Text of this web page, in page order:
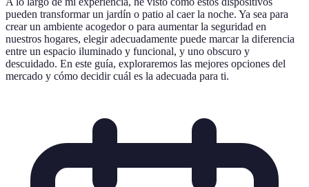
pueden transformar un jardín o patio al caer la noche. Ya sea para
crear un ambiente acogedor o para aumentar la seguridad en
nuestros hogares, elegir adecuadamente puede marcar la diferencia
entre un espacio iluminado y funcional, y uno obscuro y
descuidado. En este guía, exploraremos las mejores opciones del
mercado y cómo decidir cuál es la adecuada para ti.